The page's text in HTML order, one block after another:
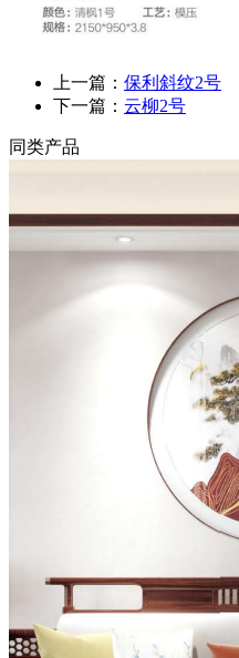
上一篇： 保利斜纹2号
下一篇： 云柳2号
同类产品